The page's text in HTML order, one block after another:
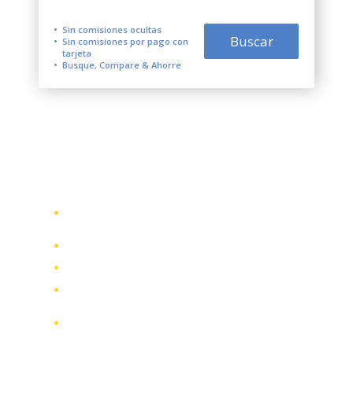
Sin comisiones ocultas
Sin comisiones por pago con
tarjeta
Busque, Compare & Ahorre
Buscar